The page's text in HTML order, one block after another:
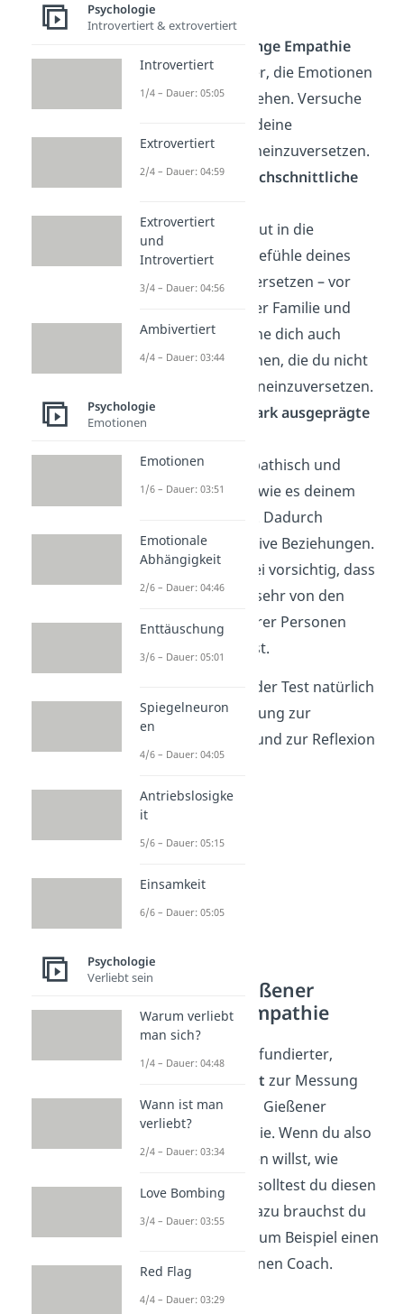
0 bis 6 Mal: Geringe Empathie
Dir fällt es schwer, die Emotionen
anderer zu verstehen. Versuche
dich häufiger in deine
Mitmenschen hineinzuversetzen.
7 bis 11 Mal: Durchschnittliche
Du kannst dich gut in die
Gedanken und Gefühle deines
Umfelds hineinversetzen – vor
allem in die deiner Familie und
Freunde. Versuche dich auch
einmal in Menschen, die du nicht
so gut kennst, hineinzuversetzen.
12 bis 15 Mal: Stark ausgeprägte
Du bist sehr empathisch und
erkennst sofort, wie es deinem
Gegenüber geht. Dadurch
entstehen intensive Beziehungen.
Aber Achtung: Sei vorsichtig, dass
du dich nicht zu sehr von den
Emotionen anderer Personen
beeinflussen lässt.
Wichtig ist, dass dir der Test natürlich
nur eine grobe Richtung zur
Selbsteinschätzung und zur Reflexion
bietet.
Diagnostik: Gießener
Inventar der Empathie
Ein wissenschaftlich fundierter,
psychologischer Test zur Messung
von Empathie ist das Gießener
Inventar der Empathie. Wenn du also
wirklich genau wissen willst, wie
empathisch du bist, solltest du diesen
Test durchführen. Dazu brauchst du
einen Experten wie zum Beispiel einen
Psychologen oder einen Coach.
Psychologie
Introvertiert & extrovertiert
Introvertiert
1/4 – Dauer: 05:05
Extrovertiert
2/4 – Dauer: 04:59
Extrovertiert
und
Introvertiert
3/4 – Dauer: 04:56
Ambivertiert
4/4 – Dauer: 03:44
Psychologie
Emotionen
Emotionen
1/6 – Dauer: 03:51
Emotionale
Abhängigkeit
2/6 – Dauer: 04:46
Enttäuschung
3/6 – Dauer: 05:01
Spiegelneuron
en
4/6 – Dauer: 04:05
Antriebslosigke
it
5/6 – Dauer: 05:15
Einsamkeit
6/6 – Dauer: 05:05
Psychologie
Verliebt sein
Warum verliebt
man sich?
1/4 – Dauer: 04:48
Wann ist man
verliebt?
2/4 – Dauer: 03:34
Love Bombing
3/4 – Dauer: 03:55
Red Flag
4/4 – Dauer: 03:29